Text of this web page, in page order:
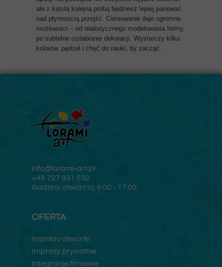
ale z każdą kolejną próbą będziesz lepiej panować
nad płynnością przejść. Cieniowanie daje ogromne
możliwości – od realistycznego modelowania formy,
po subtelne ozdabianie dekoracji. Wystarczy kilka
kolorów, pędzel i chęć do nauki, by zacząć.
info@lorami-art.pl
+48 727 931 532
Godziny otwarcia: 9:00 - 17:00
OFERTA
Imprezy otwarte
Imprezy prywatne
Integracje firmowe